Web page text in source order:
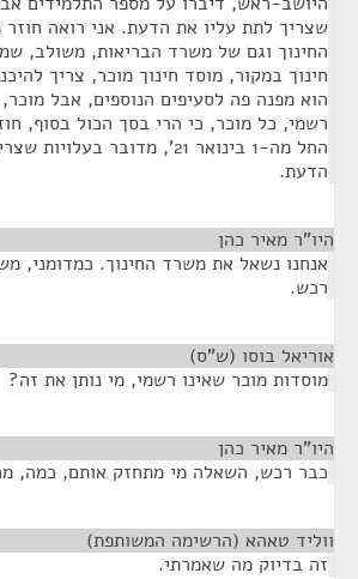
שצריך לתת עליו את הדעת. אני רואה
החינוך וגם של משרד הבריאות, משולב,
חינוך במקור, מוסד חינוך מוכר, צריך
הוא מפנה פה לסעיפים הנוספים, אבל מוכר,
רשמי, כל מוכר, כי הרי בסך הכול בסוף,
החל מה-1 בינואר 21', מדובר
הדעת.
היו"ר מאיר כהן
אנחנו נשאל את משרד החינוך. כמדומני,
רכש.
אוריאל בוסו (ש"ס)
מוסדות מוכר שאינו רשמי, מי נותן את זה?
היו"ר מאיר כהן
כבר רכש, השאלה מי מתחזק אותם, כמה,
ווליד טאהא (הרשימה המשותפת)
זה בדיוק מה שאמרתי.